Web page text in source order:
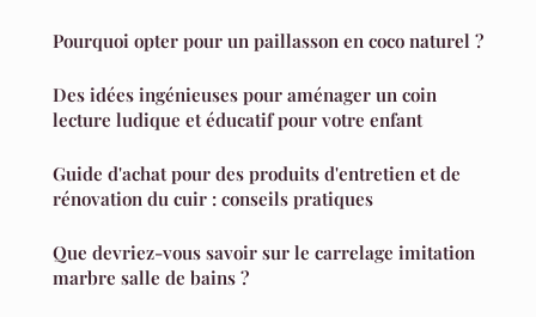
Pourquoi opter pour un paillasson en coco naturel ?
Des idées ingénieuses pour aménager un coin
lecture ludique et éducatif pour votre enfant
Guide d'achat pour des produits d'entretien et de
rénovation du cuir : conseils pratiques
Que devriez-vous savoir sur le carrelage imitation
marbre salle de bains ?